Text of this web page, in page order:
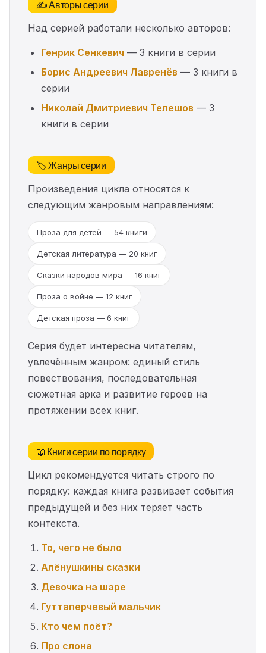
✍️ Авторы серии
Над серией работали несколько авторов:
Генрик Сенкевич — 3 книги в серии
Борис Андреевич Лавренёв — 3 книги в
серии
Николай Дмитриевич Телешов — 3
книги в серии
🏷️ Жанры серии
Произведения цикла относятся к
следующим жанровым направлениям:
Проза для детей — 54 книги
Детская литература — 20 книг
Сказки народов мира — 16 книг
Проза о войне — 12 книг
Детская проза — 6 книг
Серия будет интересна читателям,
увлечённым жанром: единый стиль
повествования, последовательная
сюжетная арка и развитие героев на
протяжении всех книг.
📖 Книги серии по порядку
Цикл рекомендуется читать строго по
порядку: каждая книга развивает события
предыдущей и без них теряет часть
контекста.
То, чего не было
Алёнушкины сказки
Девочка на шаре
Гуттаперчевый мальчик
Кто чем поёт?
Про слона